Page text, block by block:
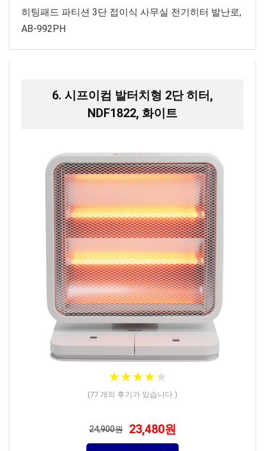
히팅패드 파티션 3단 접이식 사무실 전기히터 발난로,
AB-992PH
6. 시프이컴 발터치형 2단 히터,
NDF1822, 화이트
★★★★★
★★★★★
(77 개의 후기가 있습니다.)
24,900원 23,480원